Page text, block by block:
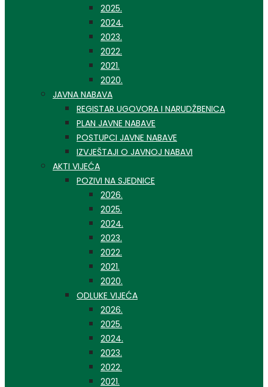
2025.
2024.
2023.
2022.
2021.
2020.
JAVNA NABAVA
REGISTAR UGOVORA I NARUDŽBENICA
PLAN JAVNE NABAVE
POSTUPCI JAVNE NABAVE
IZVJEŠTAJI O JAVNOJ NABAVI
AKTI VIJEĆA
POZIVI NA SJEDNICE
2026.
2025.
2024.
2023.
2022.
2021.
2020.
ODLUKE VIJEĆA
2026.
2025.
2024.
2023.
2022.
2021.